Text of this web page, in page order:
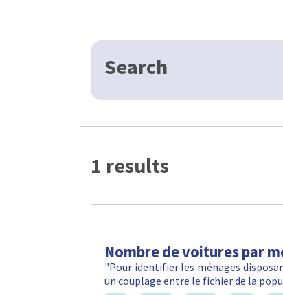
Search
1 results
Nombre de voitures par
"Pour identifier les ménages
un couplage entre le fichier de la